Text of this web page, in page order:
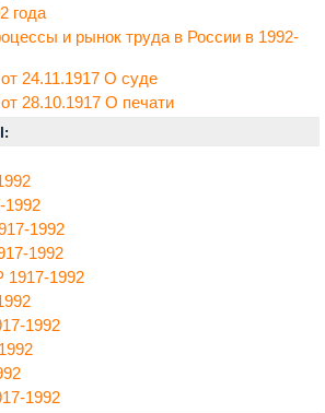
года
и рынок труда в России в 1992-
24.11.1917 О суде
28.10.1917 О печати
1992
1992
1992
1992
1992